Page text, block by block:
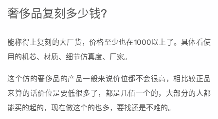
奢侈品复刻多少钱?
能称得上复刻的大厂货，价格至少也在1000以上了。具体看使
用的机芯、材质、细节仿真度、厂家。
这个仿的奢侈品的产品一般来说价位都不会很高，相比较正品
来算的话价位是要低很多了，都是几佰一个的，大部分的人都
能买的起的，现在做这个的也多，要找还是不难的。